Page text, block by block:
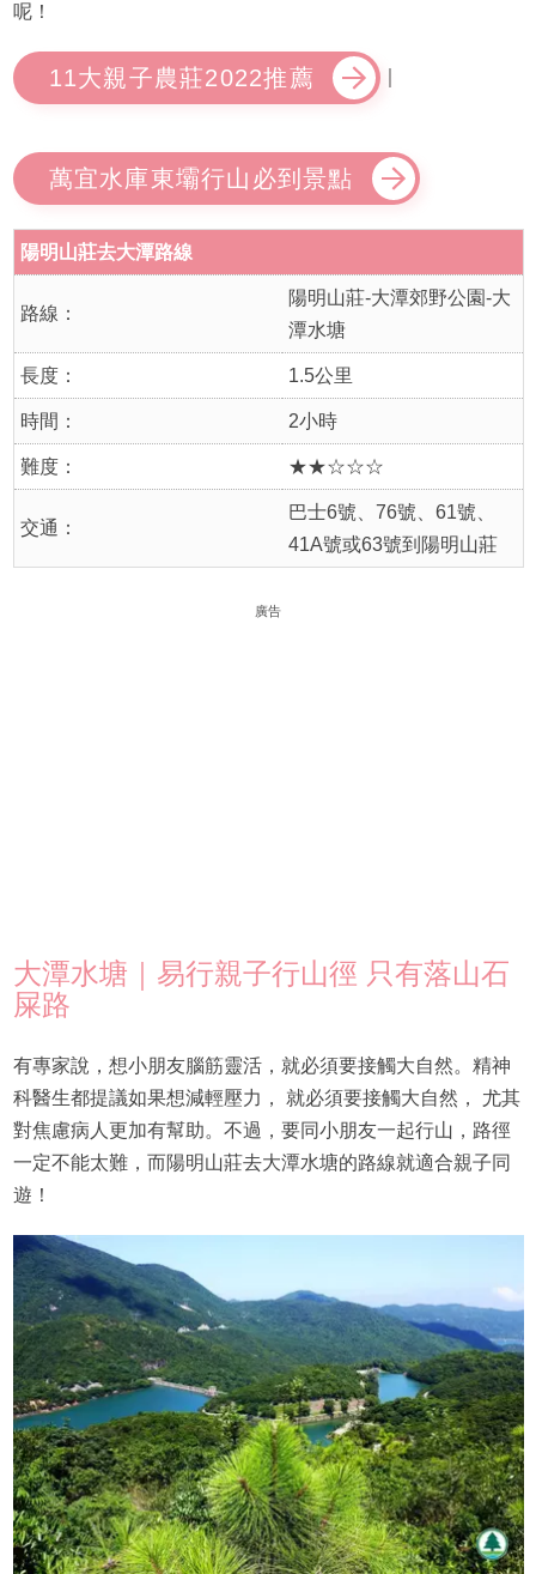
呢！
11大親子農莊2022推薦 ｜
萬宜水庫東壩行山必到景點
陽明山莊去大潭路線
路線：
陽明山莊-大潭郊野公園-大
潭水塘
長度： 1.5公里
時間： 2小時
難度： ★★☆☆☆
交通：
巴士6號、76號、61號、
41A號或63號到陽明山莊
廣告
大潭水塘｜易行親子行山徑 只有落山石
屎路
有專家說，想小朋友腦筋靈活，就必須要接觸大自然。精神
科醫生都提議如果想減輕壓力， 就必須要接觸大自然， 尤其
對焦慮病人更加有幫助。不過，要同小朋友一起行山，路徑
一定不能太難，而陽明山莊去大潭水塘的路線就適合親子同
遊！